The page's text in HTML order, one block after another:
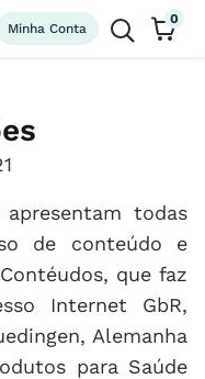
Minha Conta
0
apresentam todas
de conteúdo e
que faz
Internet GbR,
Alemanha
para Saúde